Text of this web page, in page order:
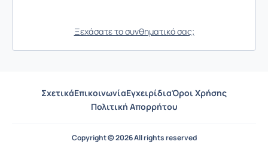
Ξεχάσατε το συνθηματικό σας;
ΣχετικάΕπικοινωνίαΕγχειρίδιαΌροι Χρήσης
Πολιτική Απορρήτου
Copyright © 2026 All rights reserved